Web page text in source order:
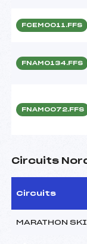
FCEM0011.FFS
FNAM0134.FFS
FNAM0072.FFS
Circuits
Circuits
MARATHON